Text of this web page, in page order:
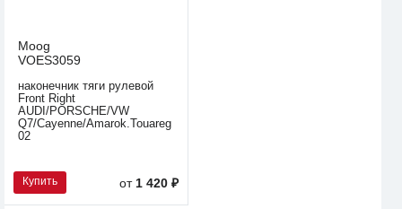
Moog
VOES3059
наконечник тяги рулевой
Front Right
AUDI/PORSCHE/VW
Q7/Cayenne/Amarok.Touareg
02
Купить от1 420 ₽